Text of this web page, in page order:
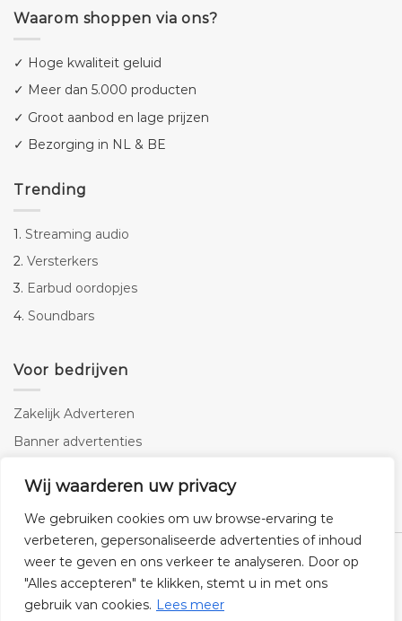
Wij waarderen uw privacy
We gebruiken cookies om uw browse-ervaring te
verbeteren, gepersonaliseerde advertenties of inhoud
weer te geven en ons verkeer te analyseren. Door op
"Alles accepteren" te klikken, stemt u in met ons
gebruik van cookies. Lees meer
Waarom shoppen via ons?
✓ Hoge kwaliteit geluid
✓ Meer dan 5.000 producten
✓ Groot aanbod en lage prijzen
✓ Bezorging in NL & BE
Trending
1. Streaming audio
2. Versterkers
3. Earbud oordopjes
4. Soundbars
Voor bedrijven
Zakelijk Adverteren
Banner advertenties
SEO copywriting